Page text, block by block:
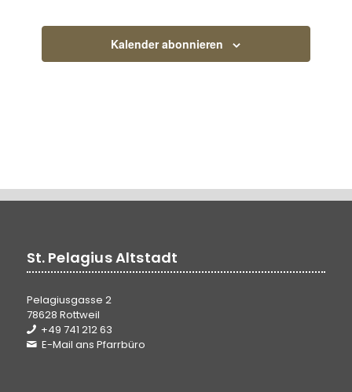
Kalender abonnieren
St. Pelagius Altstadt
Pelagiusgasse 2
78628 Rottweil
+49 741 212 63
E-Mail ans Pfarrbüro